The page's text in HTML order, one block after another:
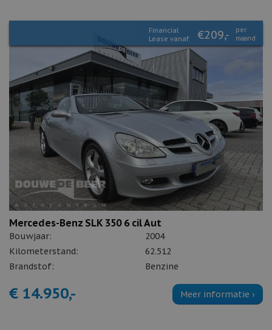
Financial
Lease vanaf:
€209,-
per
maand
Mercedes-Benz SLK 350 6 cil Aut
Bouwjaar:
2004
Kilometerstand:
62.512
Brandstof:
Benzine
€ 14.950,- Meer informatie ›